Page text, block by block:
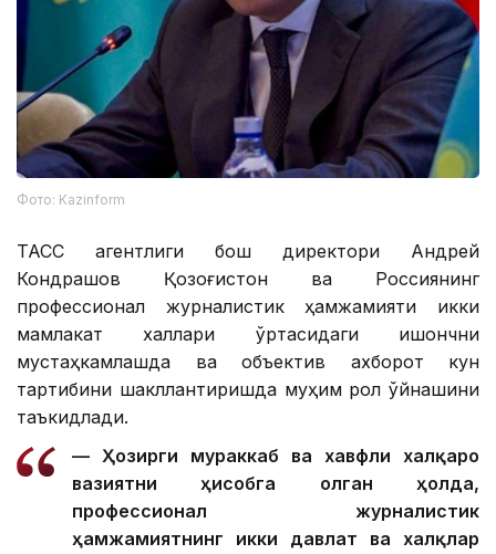
Фото: Kazinform
ТАСС агентлиги бош директори Андрей
Кондрашов Қозоғистон ва Россиянинг
профессионал журналистик ҳамжамияти икки
мамлакат халқлари ўртасидаги ишончни
мустаҳкамлашда ва объектив ахборот кун
тартибини шакллантиришда муҳим рол ўйнашини
таъкидлади.
— Ҳозирги мураккаб ва хавфли халқаро
вазиятни ҳисобга олган ҳолда,
профессионал журналистик
ҳамжамиятнинг икки давлат ва халқлар